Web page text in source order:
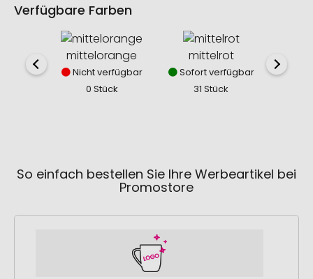
Verfügbare Farben
mittelorange
Nicht verfügbar
0 Stück
mittelrot
Sofort verfügbar
31 Stück
So einfach bestellen Sie Ihre Werbeartikel bei
Promostore